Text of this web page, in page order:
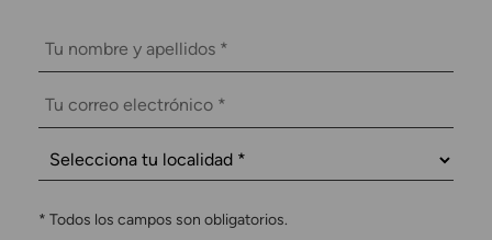
* Todos los campos son obligatorios.